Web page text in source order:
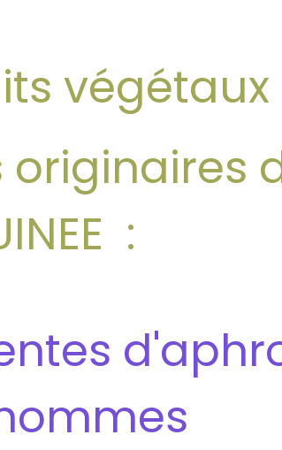
végétaux
: